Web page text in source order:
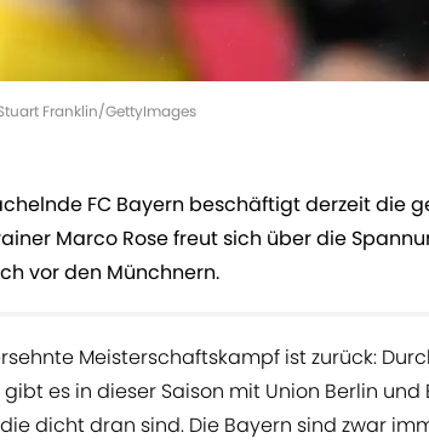
Franklin/GettyImages
FC Bayern beschäftigt derzeit die
Marco Rose freut sich über die
vor den Münchnern.
Meisterschaftskampf ist zurück:
gibt es in dieser Saison mit Union Berlin
dicht dran sind. Die Bayern sind zwar